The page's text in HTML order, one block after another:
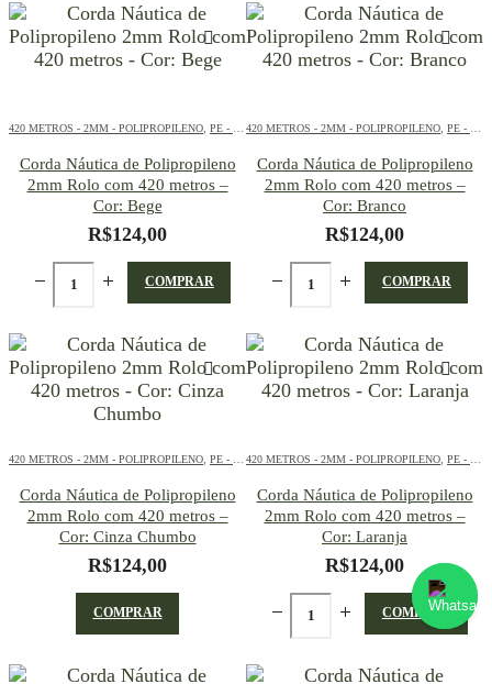
420 METROS - 2MM - POLIPROPILENO PE - 2MM - POLIPROPILENO - 420 METROS
Corda Náutica de Polipropileno
2mm Rolo com 420 metros –
Cor: Bege
R$124,00
COMPRAR
420 METROS - 2MM - POLIPROPILENO PE - 2MM - POLIPROPILENO - 420 METROS
Corda Náutica de Polipropileno
2mm Rolo com 420 metros –
Cor: Branco
R$124,00
COMPRAR
420 METROS - 2MM - POLIPROPILENO PE - 2MM - POLIPROPILENO - 420 METROS
Corda Náutica de Polipropileno
2mm Rolo com 420 metros –
Cor: Cinza Chumbo
R$124,00
COMPRAR
420 METROS - 2MM - POLIPROPILENO PE - 2MM - POLIPROPILENO - 420 METROS
Corda Náutica de Polipropileno
2mm Rolo com 420 metros –
Cor: Laranja
R$124,00
COMPRAR
Converse conosco
Atendimento